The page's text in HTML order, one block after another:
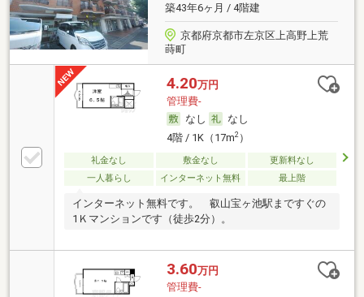
築43年6ヶ月 / 4階建
京都府京都市左京区上高野上荒
蒔町
4.20万円
管理費-
なし
なし
4階 / 1K（17m2）
礼金なし 敷金なし
更新料なし
一人暮らし
インターネット無料 最上階
インターネット無料です。 叡山宝ヶ池駅まですぐの
1Ｋマンションです（徒歩2分）。
3.60万円
管理費-